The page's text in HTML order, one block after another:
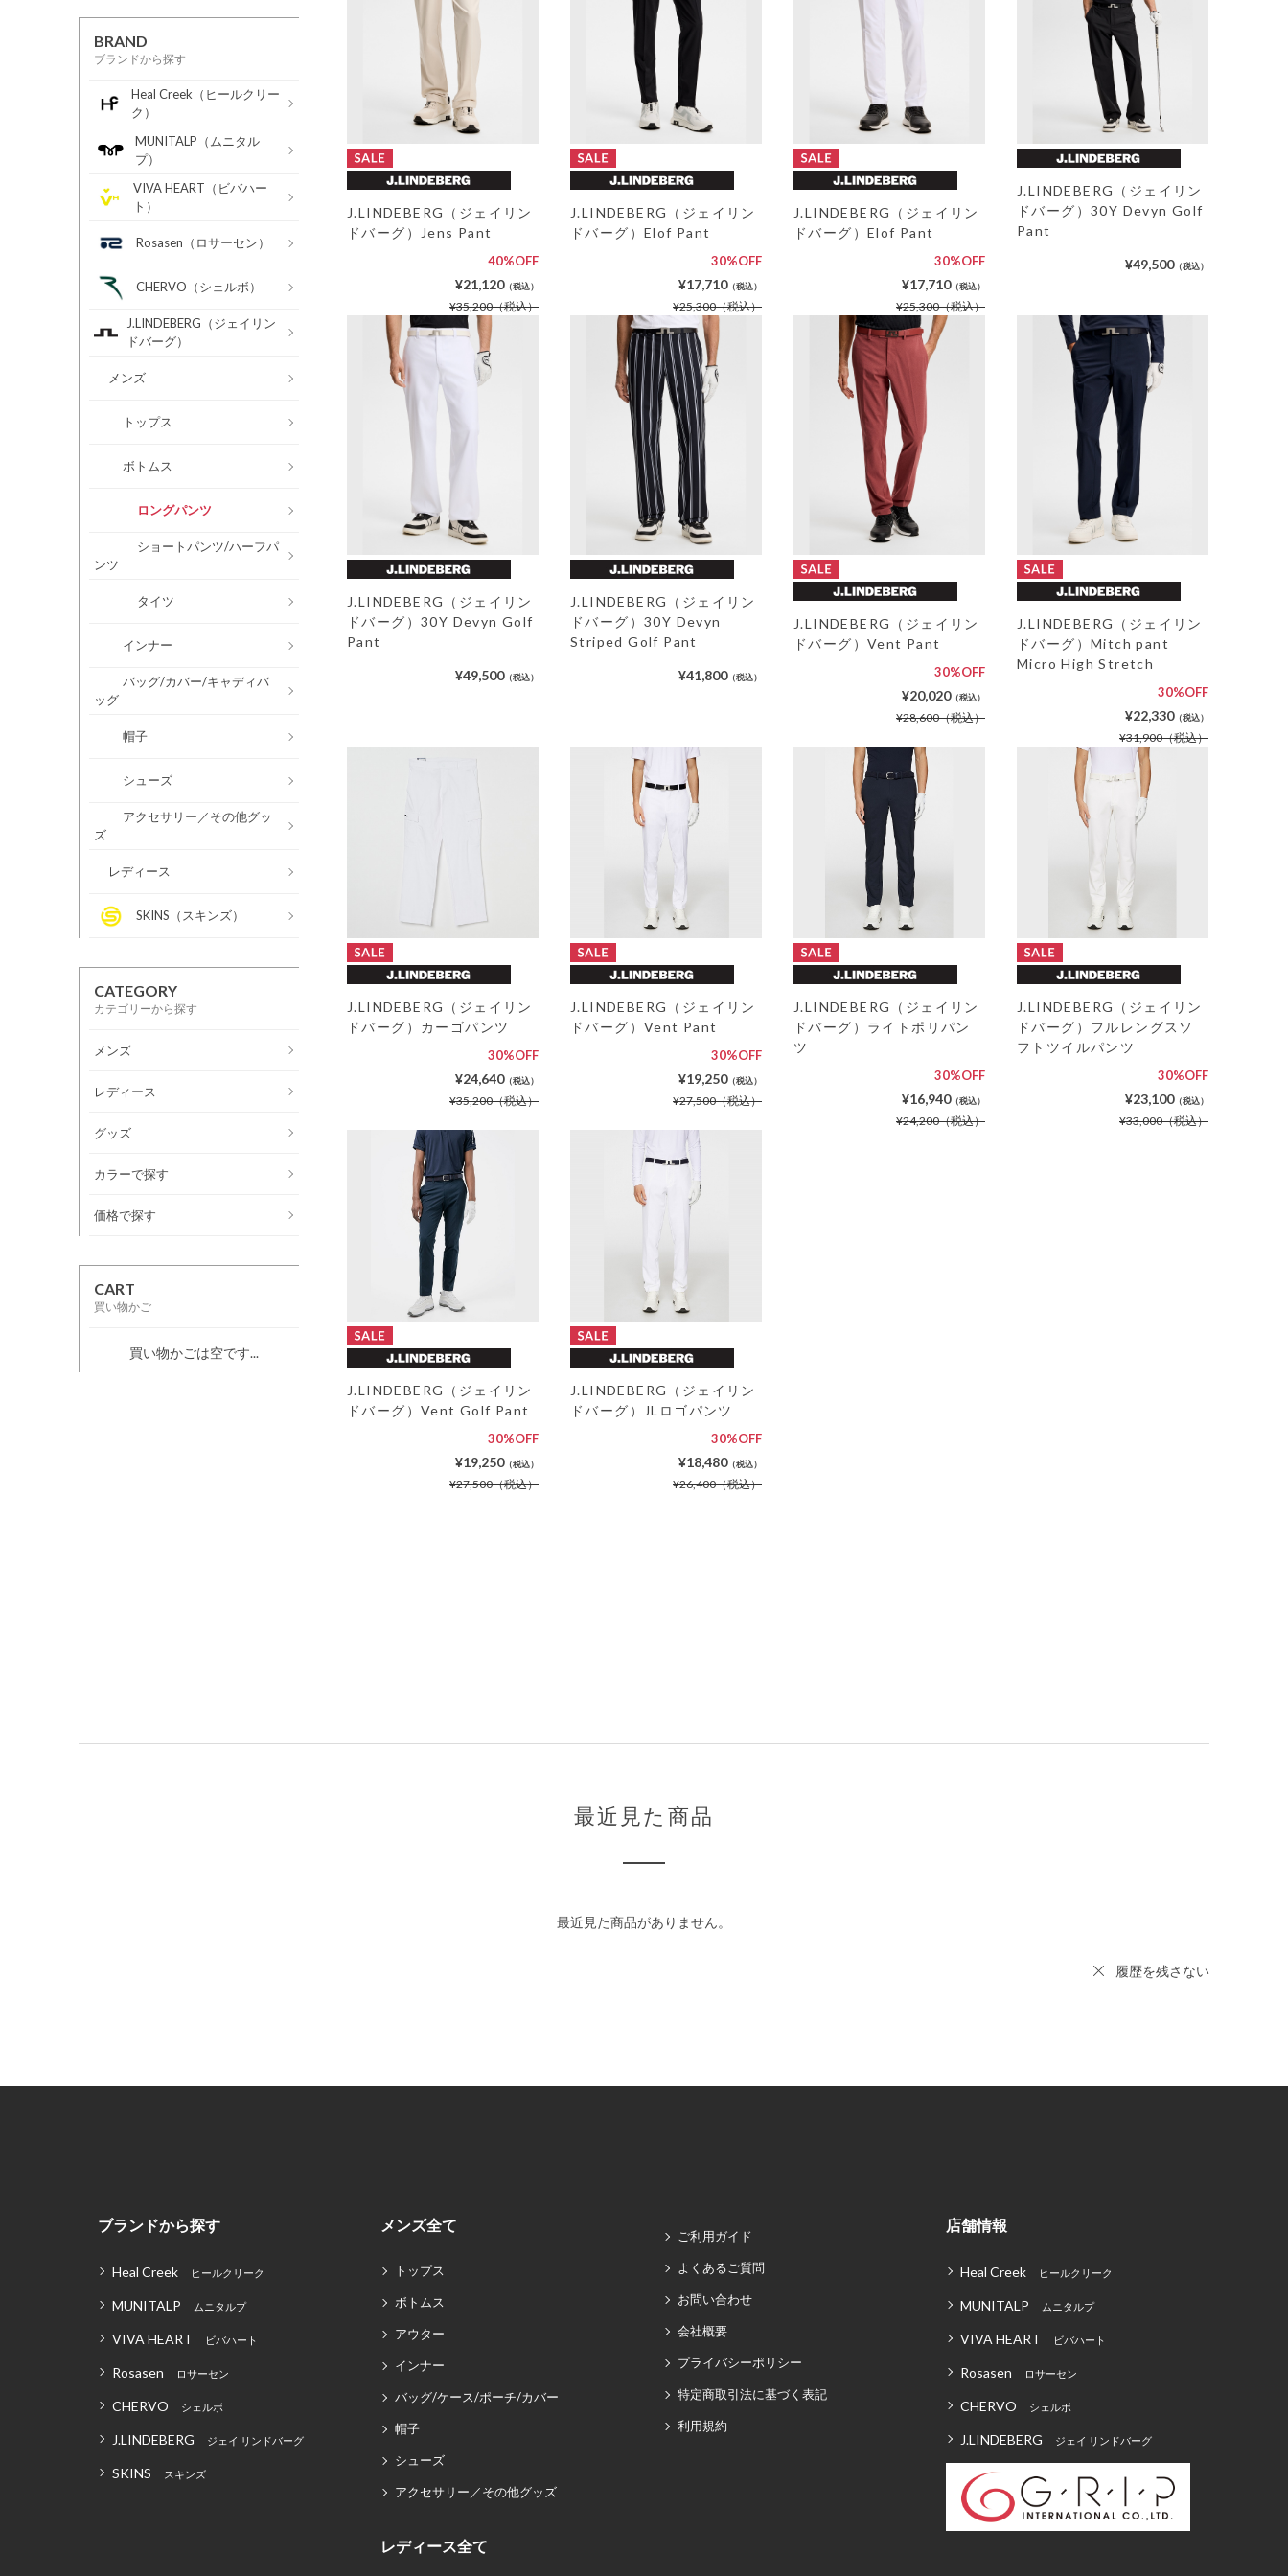
BRAND
ブランドから探す
Heal Creek（ヒールクリー
ク）
MUNITALP（ムニタル
プ）
VIVA HEART（ビバハー
ト）
Rosasen（ロサーセン）
CHERVO（シェルボ）
J.LINDEBERG（ジェイリン
ドバーグ）
メンズ
トップス
ボトムス
ロングパンツ
ショートパンツ/ハーフパ
ンツ
タイツ
インナー
バッグ/カバー/キャディバ
ッグ
帽子
シューズ
アクセサリー／その他グッ
ズ
レディース
SKINS（スキンズ）
CATEGORY
カテゴリーから探す
メンズ
レディース
グッズ
カラーで探す
価格で探す
CART
買い物かご
買い物かごは空です...
J.LINDEBERG（ジェイリン
ドバーグ）Jens Pant
40%OFF
¥21,120（税込）
¥35,200（税込）
J.LINDEBERG（ジェイリン
ドバーグ）Elof Pant
30%OFF
¥17,710（税込）
¥25,300（税込）
J.LINDEBERG（ジェイリン
ドバーグ）Elof Pant
30%OFF
¥17,710（税込）
¥25,300（税込）
J.LINDEBERG（ジェイリン
ドバーグ）30Y Devyn Golf
Pant
¥49,500（税込）
J.LINDEBERG（ジェイリン
ドバーグ）30Y Devyn Golf
Pant
¥49,500（税込）
J.LINDEBERG（ジェイリン
ドバーグ）30Y Devyn
Striped Golf Pant
¥41,800（税込）
J.LINDEBERG（ジェイリン
ドバーグ）Vent Pant
30%OFF
¥20,020（税込）
¥28,600（税込）
J.LINDEBERG（ジェイリン
ドバーグ）Mitch pant
Micro High Stretch
30%OFF
¥22,330（税込）
¥31,900（税込）
J.LINDEBERG（ジェイリン
ドバーグ）カーゴパンツ
30%OFF
¥24,640（税込）
¥35,200（税込）
J.LINDEBERG（ジェイリン
ドバーグ）Vent Pant
30%OFF
¥19,250（税込）
¥27,500（税込）
J.LINDEBERG（ジェイリン
ドバーグ）ライトポリパン
ツ
30%OFF
¥16,940（税込）
¥24,200（税込）
J.LINDEBERG（ジェイリン
ドバーグ）フルレングスソ
フトツイルパンツ
30%OFF
¥23,100（税込）
¥33,000（税込）
J.LINDEBERG（ジェイリン
ドバーグ）Vent Golf Pant
30%OFF
¥19,250（税込）
¥27,500（税込）
J.LINDEBERG（ジェイリン
ドバーグ）JLロゴパンツ
30%OFF
¥18,480（税込）
¥26,400（税込）
最近見た商品
最近見た商品がありません。
履歴を残さない
ブランドから探す
Heal Creek ヒールクリーク
MUNITALP ムニタルプ
VIVA HEART ビバハート
Rosasen ロサーセン
CHERVO シェルボ
J.LINDEBERG ジェイ リンドバーグ
SKINS スキンズ
メンズ全て
トップス
ボトムス
アウター
インナー
バッグ/ケース/ポーチ/カバー
帽子
シューズ
アクセサリー／その他グッズ
レディース全て
ご利用ガイド
よくあるご質問
お問い合わせ
会社概要
プライバシーポリシー
特定商取引法に基づく表記
利用規約
店舗情報
Heal Creek ヒールクリーク
MUNITALP ムニタルプ
VIVA HEART ビバハート
Rosasen ロサーセン
CHERVO シェルボ
J.LINDEBERG ジェイ リンドバーグ